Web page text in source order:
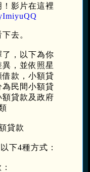
影片在這裡
去。
，以下為你
，並依照星
款，小額貸
民間小額貸
貸款及政府
貸款
下4種方式：